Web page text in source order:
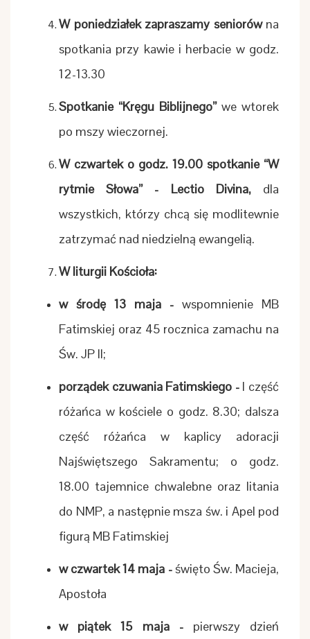
W poniedziałek zapraszamy seniorówna
spotkania przy kawie i herbacie w godz.
12-13.30
Spotkanie “Kręgu Biblijnego”we wtorek
po mszy wieczornej.
W czwartek o godz. 19.00 spotkanie “W
rytmie Słowa” - Lectio Divina, dla
wszystkich, którzy chcą się modlitewnie
zatrzymać nad niedzielną ewangelią.
W liturgii Kościoła:
w środę 13 maja - wspomnienie MB
Fatimskiej oraz 45 rocznica zamachu na
Św. JP II;
porządek czuwania Fatimskiego -I część
różańca w kościele o godz. 8.30; dalsza
część różańca w kaplicy adoracji
Najświętszego Sakramentu; o godz.
18.00 tajemnice chwalebne oraz litania
do NMP, a następnie msza św. i Apel pod
figurą MB Fatimskiej
w czwartek 14 maja -święto Św. Macieja,
Apostoła
w piątek 15 maja -pierwszy dzień